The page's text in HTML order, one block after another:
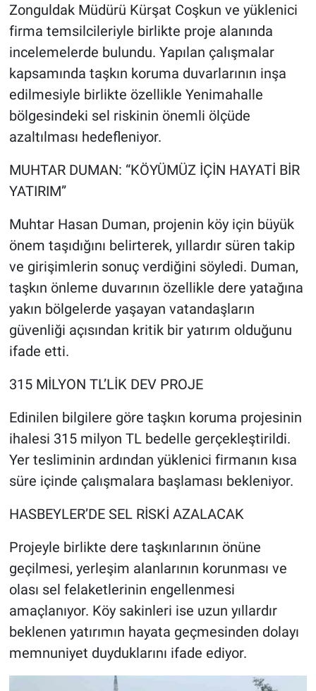
Zonguldak Müdürü Kürşat Coşkun ve yüklenici
firma temsilcileriyle birlikte proje alanında
incelemelerde bulundu. Yapılan çalışmalar
kapsamında taşkın koruma duvarlarının inşa
edilmesiyle birlikte özellikle Yenimahalle
bölgesindeki sel riskinin önemli ölçüde
azaltılması hedefleniyor.
MUHTAR DUMAN: “KÖYÜMÜZ İÇİN HAYATİ BİR
YATIRIM”
Muhtar Hasan Duman, projenin köy için büyük
önem taşıdığını belirterek, yıllardır süren takip
ve girişimlerin sonuç verdiğini söyledi. Duman,
taşkın önleme duvarının özellikle dere yatağına
yakın bölgelerde yaşayan vatandaşların
güvenliği açısından kritik bir yatırım olduğunu
ifade etti.
315 MİLYON TL’LİK DEV PROJE
Edinilen bilgilere göre taşkın koruma projesinin
ihalesi 315 milyon TL bedelle gerçekleştirildi.
Yer tesliminin ardından yüklenici firmanın kısa
süre içinde çalışmalara başlaması bekleniyor.
HASBEYLER’DE SEL RİSKİ AZALACAK
Projeyle birlikte dere taşkınlarının önüne
geçilmesi, yerleşim alanlarının korunması ve
olası sel felaketlerinin engellenmesi
amaçlanıyor. Köy sakinleri ise uzun yıllardır
beklenen yatırımın hayata geçmesinden dolayı
memnuniyet duyduklarını ifade ediyor.